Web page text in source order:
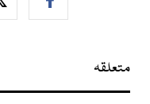
متعلقہ